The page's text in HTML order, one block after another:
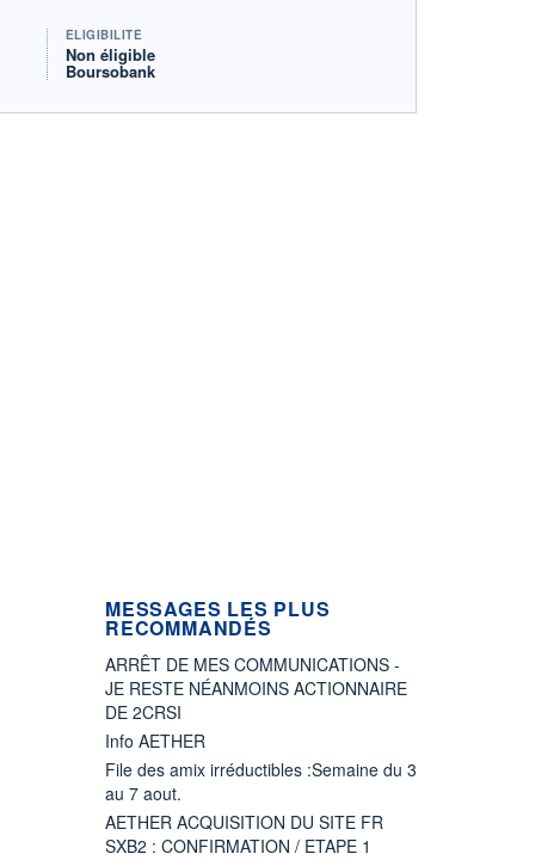
ÉLIGIBILITÉ
Non éligible
Boursobank
MESSAGES LES PLUS
RECOMMANDÉS
ARRÊT DE MES COMMUNICATIONS -
JE RESTE NÉANMOINS ACTIONNAIRE
DE 2CRSI
Info AETHER
File des amix irréductibles :Semaine du 3
au 7 aout.
AETHER ACQUISITION DU SITE FR
SXB2 : CONFIRMATION / ETAPE 1